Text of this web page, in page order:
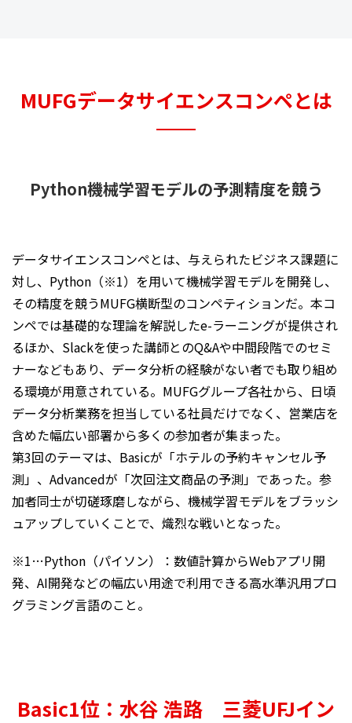
MUFGデータサイエンスコンペとは
Python機械学習モデルの予測精度を競う
データサイエンスコンペとは、与えられたビジネス課題に
対し、Python（※1）を用いて機械学習モデルを開発し、
その精度を競うMUFG横断型のコンペティションだ。本コ
ンペでは基礎的な理論を解説したe-ラーニングが提供され
るほか、Slackを使った講師とのQ&Aや中間段階でのセミ
ナーなどもあり、データ分析の経験がない者でも取り組め
る環境が用意されている。MUFGグループ各社から、日頃
データ分析業務を担当している社員だけでなく、営業店を
含めた幅広い部署から多くの参加者が集まった。
第3回のテーマは、Basicが「ホテルの予約キャンセル予
測」、Advancedが「次回注文商品の予測」であった。参
加者同士が切磋琢磨しながら、機械学習モデルをブラッシ
ュアップしていくことで、熾烈な戦いとなった。
※1…Python（パイソン）：数値計算からWebアプリ開
発、AI開発などの幅広い用途で利用できる高水準汎用プロ
グラミング言語のこと。
Basic1位：水谷 浩路 三菱UFJイン